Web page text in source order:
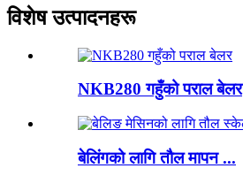
विशेष उत्पादनहरू
NKB280 गहुँको पराल बेलर
बेलिंगको लागि तौल मापन ...